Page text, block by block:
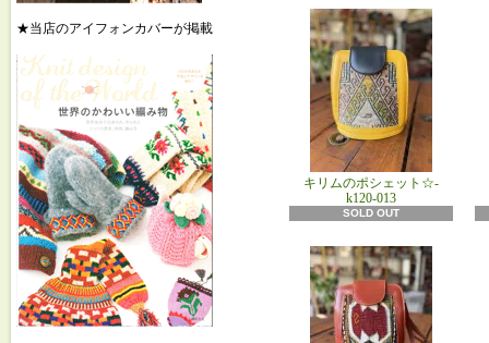
★当店のアイフォンカバーが掲載
キリムのポシェット☆-
k120-013
SOLD OUT